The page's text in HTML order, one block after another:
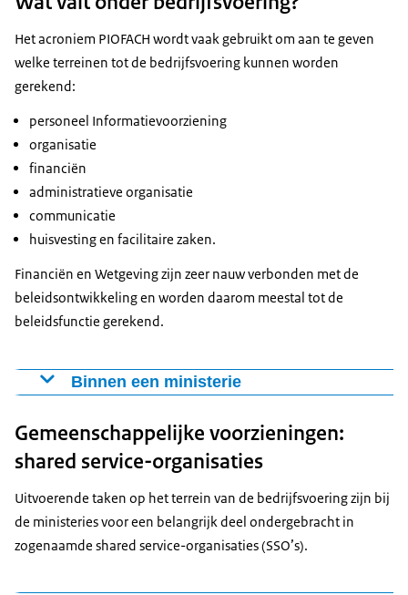
Het acroniem PIOFACH wordt vaak gebruikt om aan te geven
welke terreinen tot de bedrijfsvoering kunnen worden
gerekend:
personeel Informatievoorziening
organisatie
financiën
administratieve organisatie
communicatie
huisvesting en facilitaire zaken.
Financiën en Wetgeving zijn zeer nauw verbonden met de
beleidsontwikkeling en worden daarom meestal tot de
beleidsfunctie gerekend.
Binnen een ministerie
eindverantwoordelijk voor beleid en beheer. Deze
verantwoordelijkheid krijgt in de praktijk vorm via een
samenspel van functionarissen aan de top van het
departement. Daarbij wordt er meestal voor gekozen
om de functie voor het beheer primair te beleggen bij
een pSG en/of een (hoofd)directeur bedrijfsvoering.
Gemeenschappelijke voorzieningen:
shared service-organisaties
Uitvoerende taken op het terrein van de bedrijfsvoering zijn bij
de ministeries voor een belangrijk deel ondergebracht in
zogenaamde shared service-organisaties (SSO’s).